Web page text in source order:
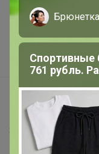
Подарочные
Реклама на сайте
Поставщикам
Вакансии
support@24-ok.ru
Написать в
Защита покупателя
Помощь
Брюнетка
Спортивные
761 рубль.